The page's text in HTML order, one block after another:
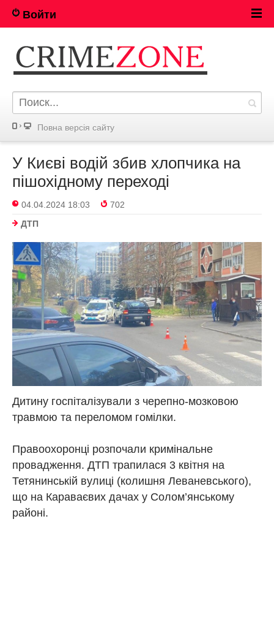
Войти
Повна версія сайту
У Києві водій збив хлопчика на
пішохідному переході
04.04.2024 18:03
702
ДТП
Дитину госпіталізували з черепно-мозковою
травмою та переломом гомілки.
Правоохоронці розпочали кримінальне
провадження. ДТП трапилася 3 квітня на
Тетянинській вулиці (колишня Леваневського),
що на Караваєвих дачах у Солом’янському
районі.